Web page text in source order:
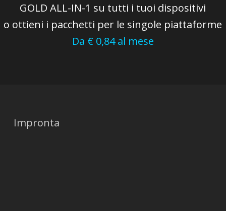
GOLD ALL-IN-1 su tutti i tuoi dispositivi
o ottieni i pacchetti per le singole piattaforme
Da € 0,84 al mese
Impronta